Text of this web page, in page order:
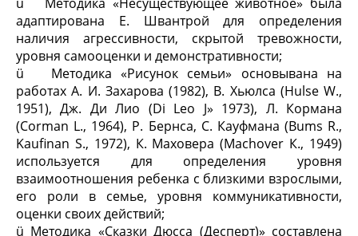
адаптирована Е. Швантрой для определения
наличия агрессивности, скрытой тревожности,
уровня самооценки и демонстративности;
ü Методика «Рисунок семьи» основывана на
работах А. И. Захарова (1982), В. Хьюлса (Hulse W.,
1951), Дж. Ди Лио (Di Leo J» 1973), Л. Кормана
(Corman L., 1964), P. Бернса, С. Кауфмана (Bums R.,
Kaufinan S., 1972), К. Маховера (Machover К., 1949)
используется для определения уровня
взаимоотношения ребенка с близкими взрослыми,
его роли в семье, уровня коммуникативности,
оценки своих действий;
ü Методика «Сказки Дюсса (Десперт)» составлена